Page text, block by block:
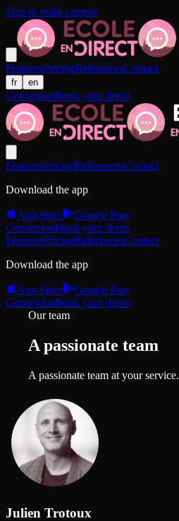
Skip to main content
FeaturesPricingReferencesContact
fr en
ConnexionBook your demo
FeaturesPricingReferencesContact
Download the app
App Store
Google Play
ConnexionBook your demo
FeaturesPricingReferencesContact
Download the app
App Store
Google Play
ConnexionBook your demo
Our team
A passionate team
A passionate team at your service.
Julien Trotoux